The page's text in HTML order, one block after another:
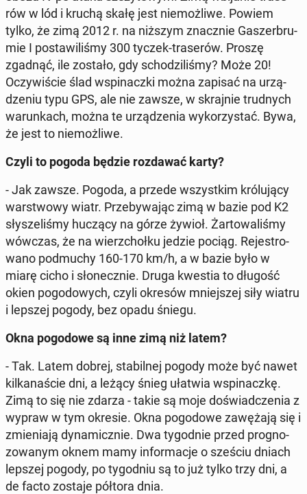
rów w lód i kruchą skałę jest nie­moż­li­we. Powiem
tylko, że zimą 2012 r. na niższym znacz­nie Ga­szer­bru­
mie I po­sta­wi­li­śmy 300 tyczek-tra­se­rów. Proszę
zgadnąć, ile zostało, gdy scho­dzi­li­śmy? Może 20!
Oczy­wi­ście ślad wspi­nacz­ki można zapisać na urzą­
dze­niu typu GPS, ale nie zawsze, w skraj­nie trud­nych
wa­run­kach, można te urzą­dze­nia wy­ko­rzy­stać. Bywa,
że jest to nie­moż­li­we.
Czyli to pogoda będzie roz­da­wać karty?
- Jak zawsze. Pogoda, a przede wszyst­kim kró­lu­ją­cy
war­stwo­wy wiatr. Prze­by­wa­jąc zimą w bazie pod K2
sły­sze­li­śmy huczący na górze żywioł. Żar­to­wa­li­śmy
wówczas, że na wierz­choł­ku jedzie pociąg. Re­je­stro­
wa­no po­dmu­chy 160-170 km/h, a w bazie było w
miarę cicho i sło­necz­nie. Druga kwestia to długość
okien po­go­do­wych, czyli okresów mniej­szej siły wiatru
i lepszej pogody, bez opadu śniegu.
Okna po­go­do­we są inne zimą niż latem?
- Tak. Latem dobrej, sta­bil­nej pogody może być nawet
kil­ka­na­ście dni, a leżący śnieg ułatwia wspi­nacz­kę.
Zimą to się nie zdarza - takie są moje do­świad­cze­nia z
wypraw w tym okresie. Okna po­go­do­we za­wę­ża­ją się i
zmie­nia­ją dy­na­micz­nie. Dwa ty­go­dnie przed pro­gno­
zo­wa­nym oknem mamy in­for­ma­cje o sześciu dniach
lepszej pogody, po ty­go­dniu są to już tylko trzy dni, a
de facto zostaje półtora dnia.